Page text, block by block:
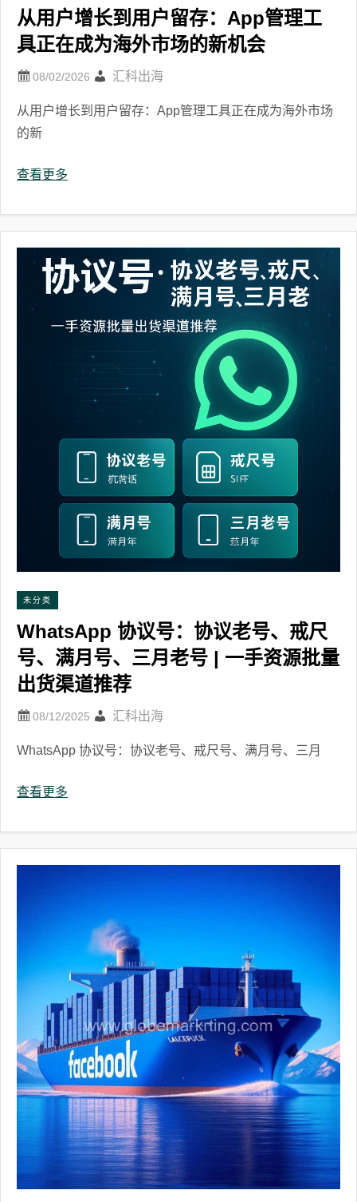
从用户增长到用户留存：App管理工
具正在成为海外市场的新机会
汇科出海
从用户增长到用户留存：App管理工具正在成为海外市场
的新
查看更多
未分类
WhatsApp 协议号：协议老号、戒尺
号、满月号、三月老号 | 一手资源批量
出货渠道推荐
汇科出海
WhatsApp 协议号：协议老号、戒尺号、满月号、三月
查看更多